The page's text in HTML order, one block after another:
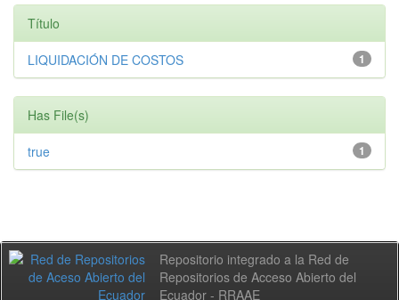
Título
1
LIQUIDACIÓN DE COSTOS
Has File(s)
1
true
Repositorio integrado a la Red de
Repositorios de Acceso Abierto del
Ecuador - RRAAE